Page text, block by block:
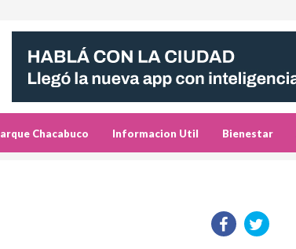
Chacabuco Informacion Util Bienestar